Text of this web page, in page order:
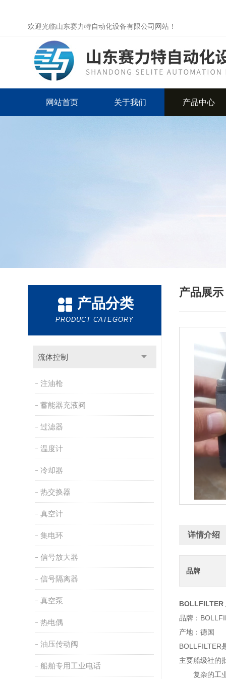
欢迎光临山东赛力特自动化设备有限公司网站！
网站首页 关于我们 产品中心
产品分类
PRODUCT CATEGORY
流体控制
注油枪
蓄能器充液阀
过滤器
温度计
冷却器
热交换器
真空计
集电环
信号放大器
信号隔离器
真空泵
热电偶
油压传动阀
船舶专用工业电话
产品展示
详情介绍
品牌
BOLLFILTER
品牌：
产地：德国
BOLLFILTER
主要船级社的
复杂的工业